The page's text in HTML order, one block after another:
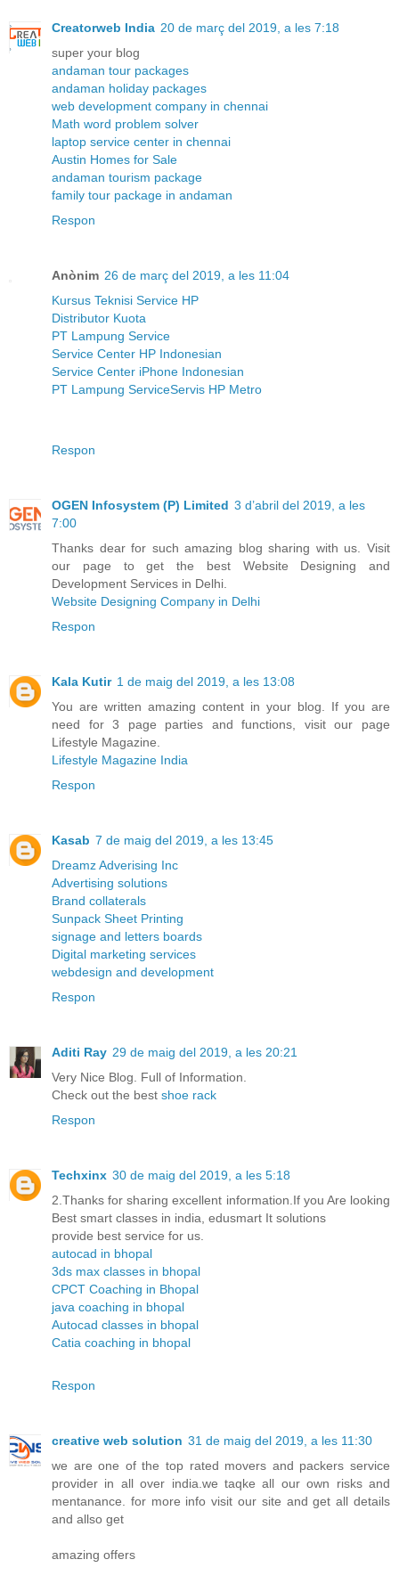
Creatorweb India 20 de març del 2019, a les 7:18
super your blog
andaman tour packages
andaman holiday packages
web development company in chennai
Math word problem solver
laptop service center in chennai
Austin Homes for Sale
andaman tourism package
family tour package in andaman
Respon
Anònim 26 de març del 2019, a les 11:04
Kursus Teknisi Service HP
Distributor Kuota
PT Lampung Service
Service Center HP Indonesian
Service Center iPhone Indonesian
PT Lampung ServiceServis HP Metro
Respon
OGEN Infosystem (P) Limited 3 d’abril del 2019, a les
7:00
Thanks dear for such amazing blog sharing with us. Visit
our page to get the best Website Designing and
Development Services in Delhi.
Website Designing Company in Delhi
Respon
Kala Kutir 1 de maig del 2019, a les 13:08
You are written amazing content in your blog. If you are
need for 3 page parties and functions, visit our page
Lifestyle Magazine.
Lifestyle Magazine India
Respon
Kasab 7 de maig del 2019, a les 13:45
Dreamz Adverising Inc
Advertising solutions
Brand collaterals
Sunpack Sheet Printing
signage and letters boards
Digital marketing services
webdesign and development
Respon
Aditi Ray 29 de maig del 2019, a les 20:21
Very Nice Blog. Full of Information.
Check out the best shoe rack
Respon
Techxinx 30 de maig del 2019, a les 5:18
2.Thanks for sharing excellent information.If you Are looking
Best smart classes in india, edusmart It solutions
provide best service for us.
autocad in bhopal
3ds max classes in bhopal
CPCT Coaching in Bhopal
java coaching in bhopal
Autocad classes in bhopal
Catia coaching in bhopal
Respon
creative web solution 31 de maig del 2019, a les 11:30
we are one of the top rated movers and packers service
provider in all over india.we taqke all our own risks and
mentanance. for more info visit our site and get all details
and allso get
amazing offers